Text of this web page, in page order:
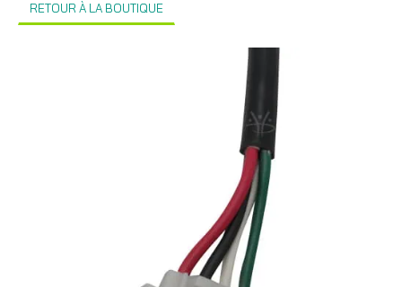
RETOUR À LA BOUTIQUE